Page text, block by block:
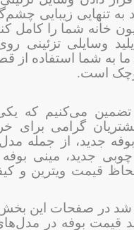
تنهایی زیبایی
خانه شما را کامل
وسایلی تزئینی روی
ما به شما استفاده از
است.
می‌کنیم که یکی
گرامی برای
جدید، از جمله مدل
جدید، مینی بوفه
قیمت ویترین و
شد در صفحات این بخش
قیمت بوفه در